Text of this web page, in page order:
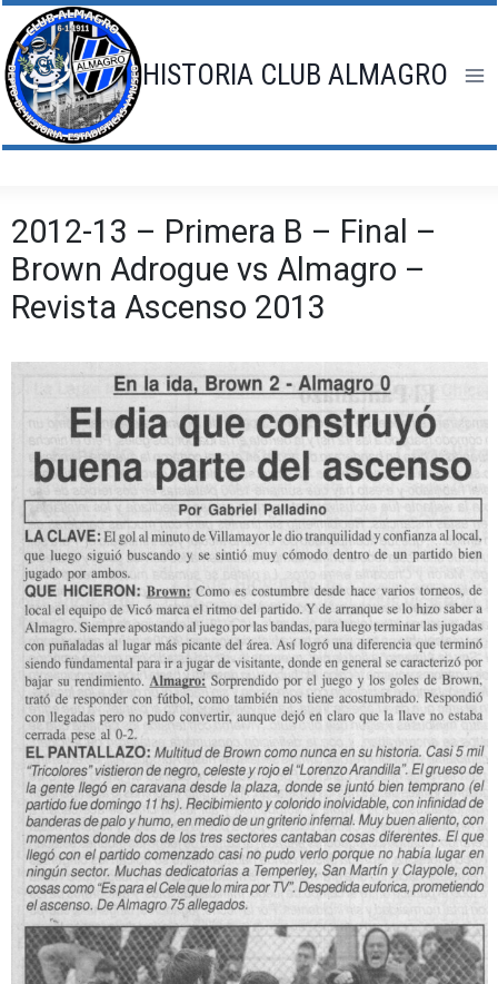
Saltar
al
contenido
HISTORIA CLUB ALMAGRO
2012-13 – Primera B – Final –
Brown Adrogue vs Almagro –
Revista Ascenso 2013